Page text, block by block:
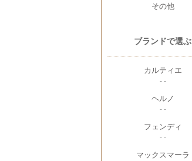
その他
ブランドで選ぶ
カルティエ
- -
ヘルノ
- -
フェンディ
- -
マックスマーラ